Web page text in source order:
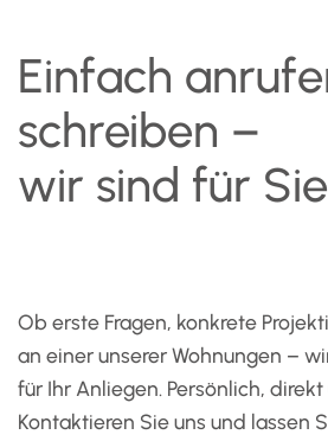
Einfach
schreiben –
wir sind für
Ob erste Fragen, konkrete
an einer unserer Wohnungen –
für Ihr Anliegen. Persönlich,
Kontaktieren Sie uns und lassen